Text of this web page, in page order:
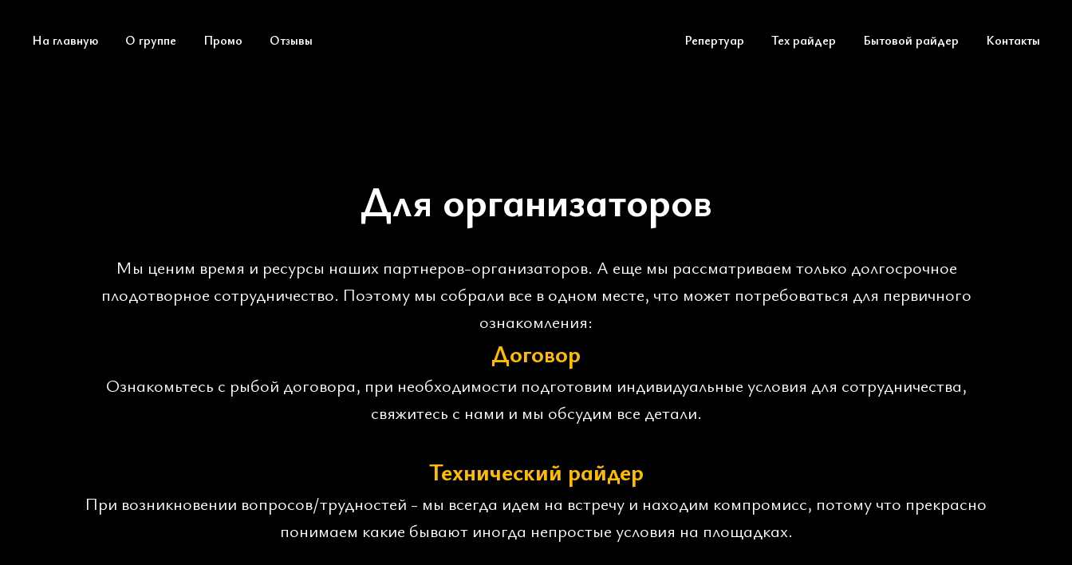
На главную О группе Промо Отзывы Репертуар Тех райдер Бытовой райдер Контакты
Для организаторов
Мы ценим время и ресурсы наших партнеров-организаторов. А еще мы рассматриваем только долгосрочное
плодотворное сотрудничество. Поэтому мы собрали все в одном месте, что может потребоваться для первичного
ознакомления:
Договор
Ознакомьтесь с рыбой договора, при необходимости подготовим индивидуальные условия для сотрудничества,
свяжитесь с нами и мы обсудим все детали.
Технический райдер
При возникновении вопросов/трудностей - мы всегда идем на встречу и находим компромисс, потому что прекрасно
понимаем какие бывают иногда непростые условия на площадках.